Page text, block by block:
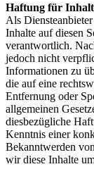
Haftung für
Als
Inhalte auf diesen
verantwortlich.
jedoch nicht
Informationen zu
die auf eine
Entfernung oder
allgemeinen
diesbezügliche
Kenntnis einer
Bekanntwerden
wir diese Inhalte